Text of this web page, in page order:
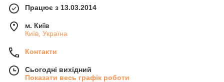
Працює з 13.03.2014
м. Київ
Київ, Україна
Контакти
Сьогодні вихідний
Показати весь графік роботи